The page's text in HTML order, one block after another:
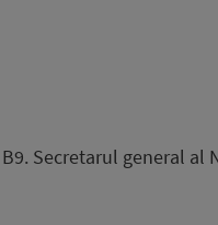
Secretarul general al